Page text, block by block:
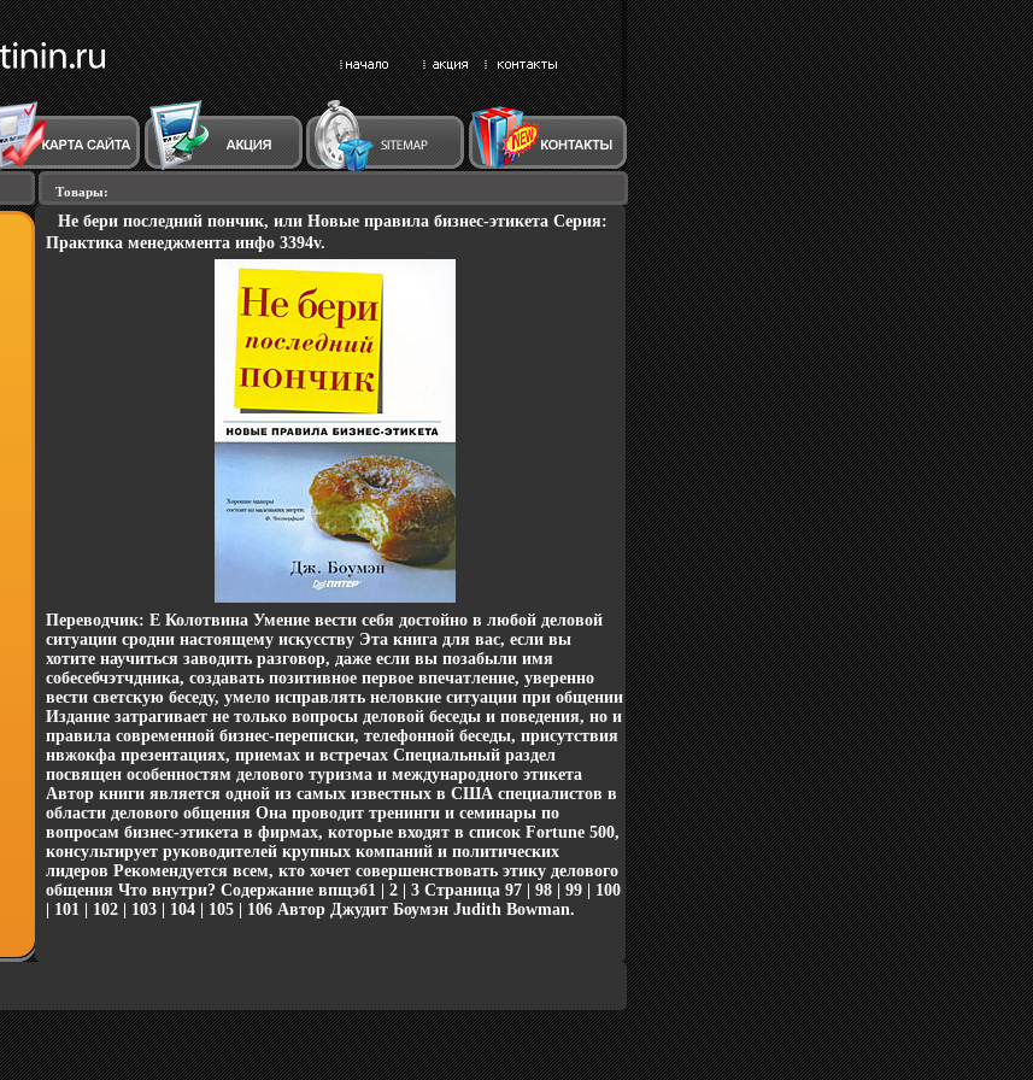
Товары:
Не бери последний пончик, или Новые правила бизнес-этикета Серия:
Практика менеджмента инфо 3394v.
Переводчик: Е Колотвина Умение вести себя достойно в любой деловой
ситуации сродни настоящему искусству Эта книга для вас, если вы
хотите научиться заводить разговор, даже если вы позабыли имя
собесебчэтчдника, создавать позитивное первое впечатление, уверенно
вести светскую беседу, умело исправлять неловкие ситуации при общении
Издание затрагивает не только вопросы деловой беседы и поведения, но и
правила современной бизнес-переписки, телефонной беседы, присутствия
нвжокфа презентациях, приемах и встречах Специальный раздел
посвящен особенностям делового туризма и международного этикета
Автор книги является одной из самых известных в США специалистов в
области делового общения Она проводит тренинги и семинары по
вопросам бизнес-этикета в фирмах, которые входят в список Fortune 500,
консультирует руководителей крупных компаний и политических
лидеров Рекомендуется всем, кто хочет совершенствовать этику делового
общения Что внутри? Содержание впщэб1 | 2 | 3 Страница 97 | 98 | 99 | 100
| 101 | 102 | 103 | 104 | 105 | 106 Автор Джудит Боумэн Judith Bowman.